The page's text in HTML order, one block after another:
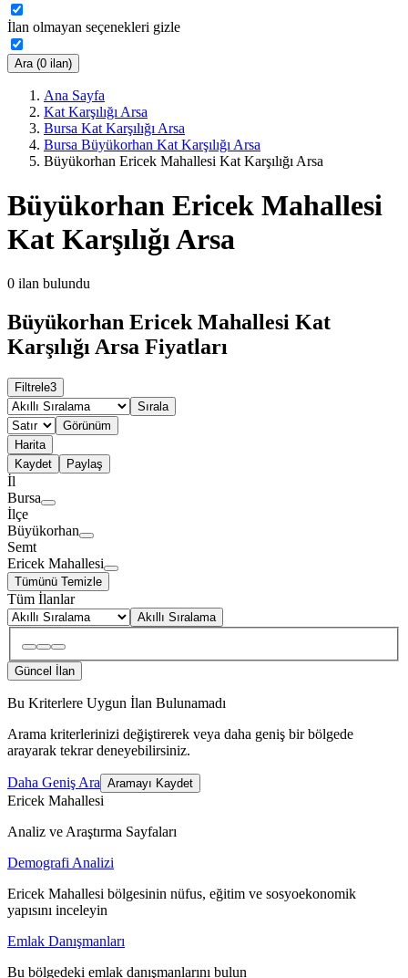
İlan olmayan seçenekleri gizle
Ara (0 ilan)
Ana Sayfa
Kat Karşılığı Arsa
Bursa Kat Karşılığı Arsa
Bursa Büyükorhan Kat Karşılığı Arsa
Büyükorhan Ericek Mahallesi Kat Karşılığı Arsa
Büyükorhan Ericek Mahallesi
Kat Karşılığı Arsa
0 ilan bulundu
Büyükorhan Ericek Mahallesi Kat
Karşılığı Arsa Fiyatları
Filtrele3
Sırala
Görünüm
Harita
Kaydet
Paylaş
İl
Bursa
İlçe
Büyükorhan
Semt
Ericek Mahallesi
Tümünü Temizle
Tüm İlanlar
Akıllı Sıralama
Güncel İlan
Bu Kriterlere Uygun İlan Bulunamadı
Arama kriterlerinizi değiştirerek veya daha geniş bir bölgede
arayarak tekrar deneyebilirsiniz.
Daha Geniş Ara Aramayı Kaydet
Ericek Mahallesi
Analiz ve Araştırma Sayfaları
Demografi Analizi
Ericek Mahallesi bölgesinin nüfus, eğitim ve sosyoekonomik
yapısını inceleyin
Emlak Danışmanları
Bu bölgedeki emlak danışmanlarını bulun